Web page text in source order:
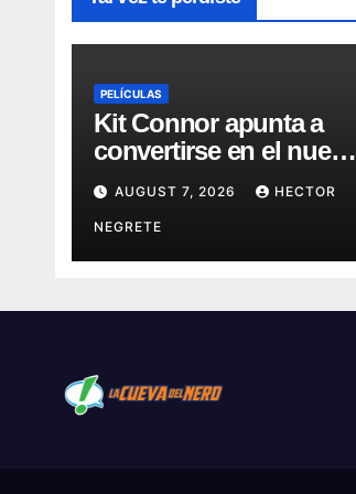
PELÍCULAS
Kit Connor apunta a
convertirse en el nuevo
Cyclops del Universo
Marvel
AUGUST 7, 2026 HECTOR
NEGRETE